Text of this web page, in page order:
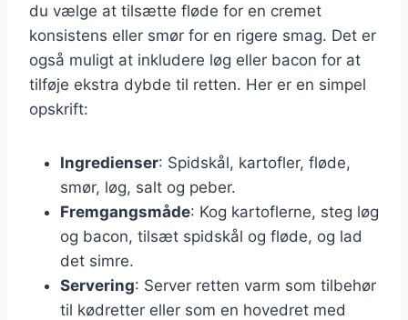
du vælge at tilsætte fløde for en cremet
konsistens eller smør for en rigere smag. Det er
også muligt at inkludere løg eller bacon for at
tilføje ekstra dybde til retten. Her er en simpel
opskrift:
Ingredienser: Spidskål, kartofler, fløde,
smør, løg, salt og peber.
Fremgangsmåde: Kog kartoflerne, steg løg
og bacon, tilsæt spidskål og fløde, og lad
det simre.
Servering: Server retten varm som tilbehør
til kødretter eller som en hovedret med